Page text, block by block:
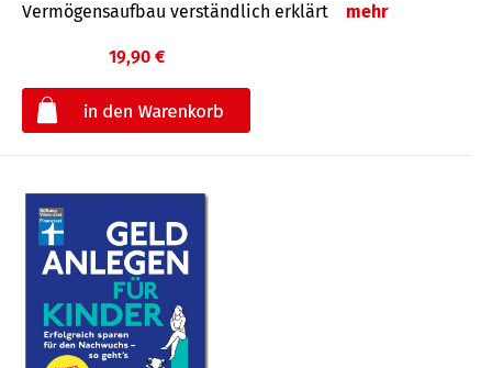
Vermögensaufbau verständlich erklärt
mehr
19,90 €